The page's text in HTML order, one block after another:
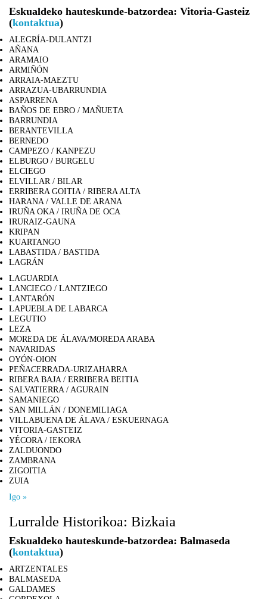
Eskualdeko hauteskunde-batzordea: Vitoria-Gasteiz
(kontaktua)
ALEGRÍA-DULANTZI
AÑANA
ARAMAIO
ARMIÑÓN
ARRAIA-MAEZTU
ARRAZUA-UBARRUNDIA
ASPARRENA
BAÑOS DE EBRO / MAÑUETA
BARRUNDIA
BERANTEVILLA
BERNEDO
CAMPEZO / KANPEZU
ELBURGO / BURGELU
ELCIEGO
ELVILLAR / BILAR
ERRIBERA GOITIA / RIBERA ALTA
HARANA / VALLE DE ARANA
IRUÑA OKA / IRUÑA DE OCA
IRURAIZ-GAUNA
KRIPAN
KUARTANGO
LABASTIDA / BASTIDA
LAGRÁN
LAGUARDIA
LANCIEGO / LANTZIEGO
LANTARÓN
LAPUEBLA DE LABARCA
LEGUTIO
LEZA
MOREDA DE ÁLAVA/MOREDA ARABA
NAVARIDAS
OYÓN-OION
PEÑACERRADA-URIZAHARRA
RIBERA BAJA / ERRIBERA BEITIA
SALVATIERRA / AGURAIN
SAMANIEGO
SAN MILLÁN / DONEMILIAGA
VILLABUENA DE ÁLAVA / ESKUERNAGA
VITORIA-GASTEIZ
YÉCORA / IEKORA
ZALDUONDO
ZAMBRANA
ZIGOITIA
ZUIA
Igo »
Lurralde Historikoa: Bizkaia
Eskualdeko hauteskunde-batzordea: Balmaseda
(kontaktua)
ARTZENTALES
BALMASEDA
GALDAMES